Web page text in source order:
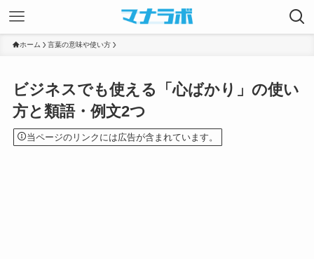
ホーム 言葉の意味や使い方
ビジネスでも使える「心ばかり」の使い
方と類語・例文2つ
当ページのリンクには広告が含まれています。